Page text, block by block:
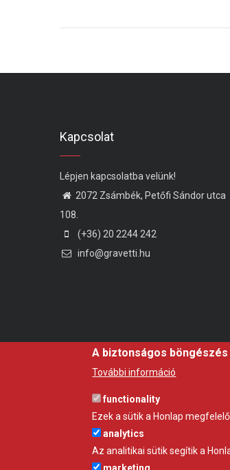
Kapcsolat
Lépjen kapcsolatba velünk!
2072 Zsámbék, Petőfi Sándor utca
108.
(+36) 20 2244 242
info@gravetti.hu
A biztonságos
További információ
functionality
Ezek a sütik a Honlap
analytics
Az analitikai sütik segítik a